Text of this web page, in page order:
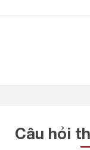
Câu hỏi